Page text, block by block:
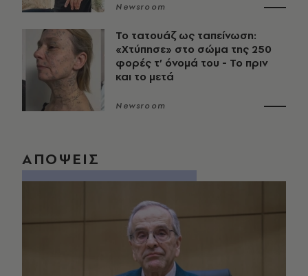
Newsroom
Το τατουάζ ως ταπείνωση:
«Χτύπησε» στο σώμα της 250
φορές τ’ όνομά του - Το πριν
και το μετά
Newsroom
ΑΠΟΨΕΙΣ